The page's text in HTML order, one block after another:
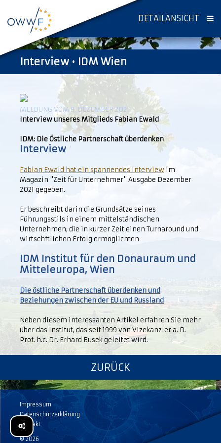
DETAILANSICHT
Interview • IDM Wien
MELDUNG VOM 9. DEZEMBER 2021
Interview unseres Mitglieds Fabian Ewald
IDM: Die Östliche Partnerschaft überdenken
Interview
Fabian Ewald hat ein spannendes Interview im
Magazin "Zeit für Unternehmer" Ausgabe Dezember
2021 gegeben.
Er beschreibt darin die Grundsätze seines
Führungsstils in einem mittelständischen
Unternehmen, die in kurzer Zeit einen Turnaround und
wirtschftlichen Erfolg ermöglichten
IDM Institut für den Donauraum und
Mitteleuropa, Wien
Die östliche Partnerschaft überdenken und
Beziehungen zwischen der EU und Russland
Neben diesem interessanten Artikel erfahren Sie mehr
über das Institut, das seit 1999 von Vizekanzler a. D.
Prof. h.c. Dr. Erhard Busek geleitet wird.
ZURÜCK
Impressum
Datenschutzerklärung
Kontakt
© 2026